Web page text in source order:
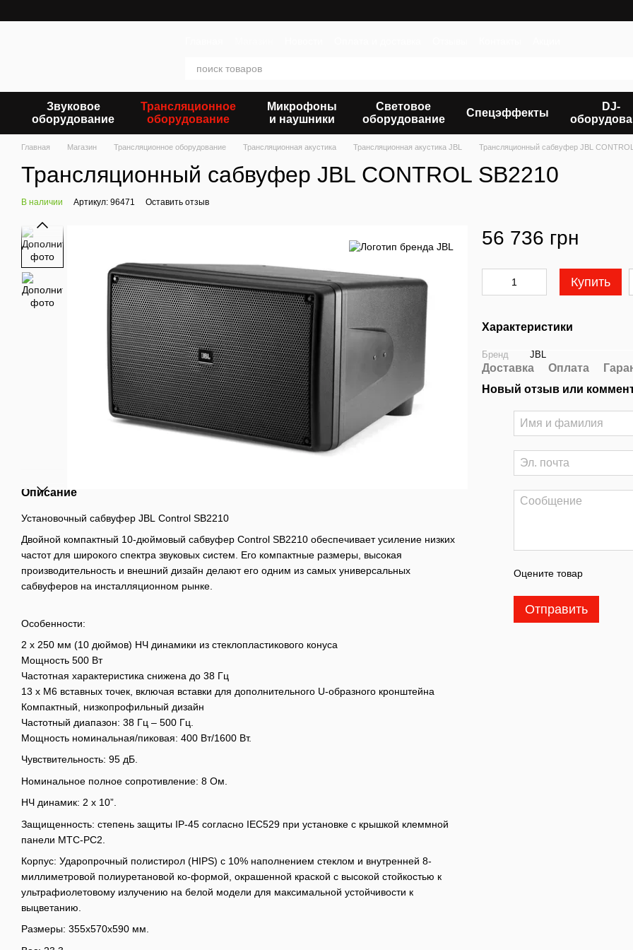
Звуковое
оборудование
Трансляционное
оборудование
Микрофоны
и наушники
Световое
оборудование
Спецэффекты
DJ-
Главная Магазин Трансляционное оборудование Трансляционная акустика Трансляционная акустика JBL Трансляционный сабвуфер JBL
Трансляционный сабвуфер JBL CONTROL SB2210
В наличии Артикул: 96471 Оставить отзыв
Описание
Установочный сабвуфер JBL Control SB2210
Двойной компактный 10-дюймовый сабвуфер Control SB2210 обеспечивает усиление низких
частот для широкого спектра звуковых систем. Его компактные размеры, высокая
производительность и внешний дизайн делают его одним из самых универсальных
сабвуферов на инсталляционном рынке.
Особенности:
2 x 250 мм (10 дюймов) НЧ динамики из стеклопластикового конуса
Мощность 500 Вт
Частотная характеристика снижена до 38 Гц
13 x M6 вставных точек, включая вставки для дополнительного U-образного кронштейна
Компактный, низкопрофильный дизайн
Частотный диапазон: 38 Гц – 500 Гц.
Мощность номинальная/пиковая: 400 Вт/1600 Вт.
Чувствительность: 95 дБ.
Номинальное полное сопротивление: 8 Ом.
НЧ динамик: 2 х 10”.
Защищенность: степень защиты IP-45 согласно IEC529 при установке с крышкой клеммной
панели MTC-PC2.
Корпус: Ударопрочный полистирол (HIPS) с 10% наполнением стеклом и внутренней 8-
миллиметровой полиуретановой ко-формой, окрашенной краской с высокой стойкостью к
ультрафиолетовому излучению на белой модели для максимальной устойчивости к
выцветанию.
Размеры: 355х570х590 мм.
56 736 грн
Купить
Характеристики
Бренд JBL
Доставка Оплата
Новый отзыв или
Оцените товар
Отправить